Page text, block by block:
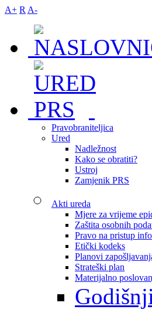
A+ R A-
Pravobraniteljica
Ured
Nadležnost
Kako se obratiti?
Ustroj
Zamjenik PRS
Akti ureda
Mjere za vrijeme
Zaštita osobnih
Pravo na pristup
Etički kodeks
Planovi
Strateški plan
Materijalno